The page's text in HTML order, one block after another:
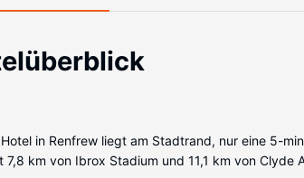
in Renfrew liegt am Stadtrand, nur eine 5-
7,8 km von Ibrox Stadium und 11,1 km von Clyde